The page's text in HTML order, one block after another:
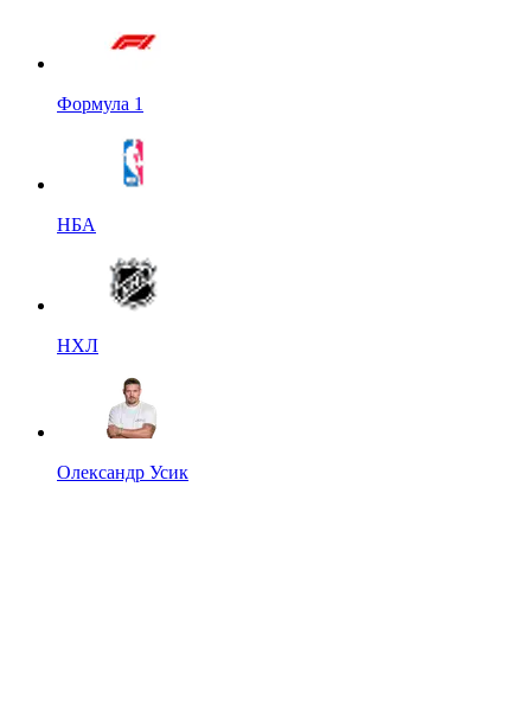
Формула 1
НБА
НХЛ
Олександр Усик